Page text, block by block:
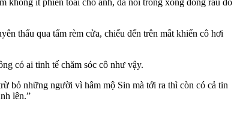
thấu qua tấm rèm cửa, chiếu đến trên mắt khiến cô hơi
có ai tinh tế chăm sóc cô như vậy.
bỏ những người vì hâm mộ Sin mà tới ra thì còn có cả tin
lên.”